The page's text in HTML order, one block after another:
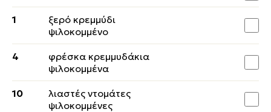
1
ξερό κρεμμύδι
ψιλοκομμένο
4
φρέσκα κρεμμυδάκια
ψιλοκομμένα
10
λιαστές ντομάτες
ψιλοκομμένες